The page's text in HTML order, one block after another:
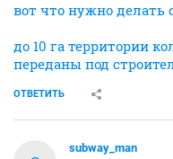
вот что нужно делать
до 10 га территории
переданы под
ОТВЕТИТЬ
subway_man